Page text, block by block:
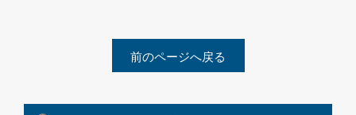
前のページへ戻る